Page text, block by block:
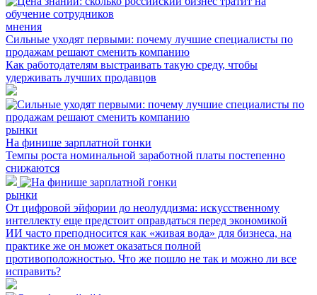
мнения
Сильные уходят первыми: почему лучшие специалисты по
продажам решают сменить компанию
Как работодателям выстраивать такую среду, чтобы
удерживать лучших продавцов
рынки
На финише зарплатной гонки
Темпы роста номинальной заработной платы постепенно
снижаются
рынки
От цифровой эйфории до неолуддизма: искусственному
интеллекту еще предстоит оправдаться перед экономикой
ИИ часто преподносится как «живая вода» для бизнеса, на
практике же он может оказаться полной
противоположностью. Что же пошло не так и можно ли все
исправить?